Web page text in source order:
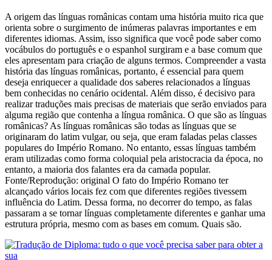
A origem das línguas românicas contam uma história muito rica que
orienta sobre o surgimento de inúmeras palavras importantes e em
diferentes idiomas. Assim, isso significa que você pode saber como
vocábulos do português e o espanhol surgiram e a base comum que
eles apresentam para criação de alguns termos. Compreender a vasta
história das línguas românicas, portanto, é essencial para quem
deseja enriquecer a qualidade dos saberes relacionados a línguas
bem conhecidas no cenário ocidental. Além disso, é decisivo para
realizar traduções mais precisas de materiais que serão enviados para
alguma região que contenha a língua românica. O que são as línguas
românicas? As línguas românicas são todas as línguas que se
originaram do latim vulgar, ou seja, que eram faladas pelas classes
populares do Império Romano. No entanto, essas línguas também
eram utilizadas como forma coloquial pela aristocracia da época, no
entanto, a maioria dos falantes era da camada popular.
Fonte/Reprodução: original O fato do Império Romano ter
alcançado vários locais fez com que diferentes regiões tivessem
influência do Latim. Dessa forma, no decorrer do tempo, as falas
passaram a se tornar línguas completamente diferentes e ganhar uma
estrutura própria, mesmo com as bases em comum. Quais são.